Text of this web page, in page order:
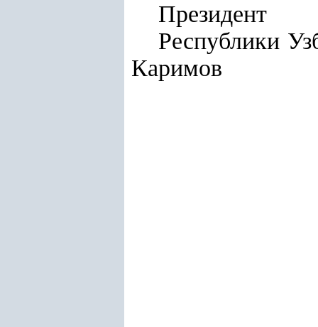
Президент
Каримов